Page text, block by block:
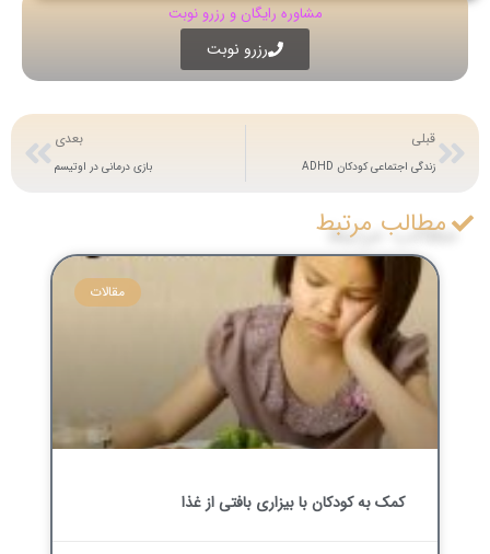
مشاوره رایگان و رزرو نوبت
رزرو نوبت
قبلی
زندگی اجتماعی کودکان ADHD
بعدی
بازی درمانی در اوتیسم
مطالب مرتبط
مقالات
کمک به کودکان با بیزاری بافتی از غذا